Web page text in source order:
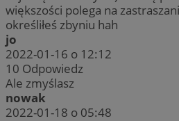
większości polega na
określiłeś zbyniu hah
jo
2022-01-16 o 12:12
10 Odpowiedz
Ale zmyślasz
nowak
2022-01-18 o 05:48